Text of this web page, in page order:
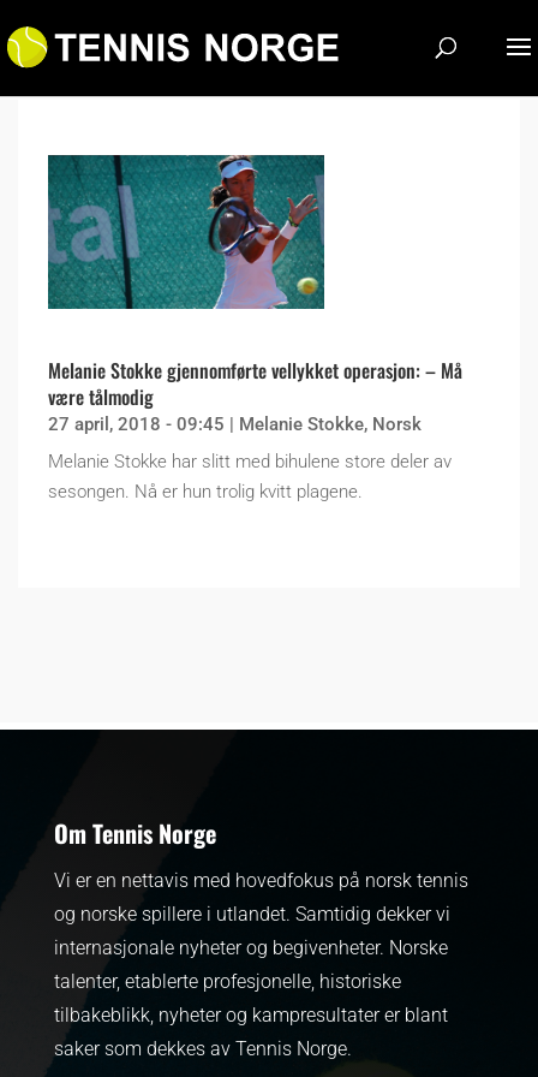
Melanie Stokke gjennomførte vellykket operasjon: – Må
være tålmodig
27 april, 2018 - 09:45 | Melanie Stokke, Norsk
Melanie Stokke har slitt med bihulene store deler av
sesongen. Nå er hun trolig kvitt plagene.
Om Tennis Norge
Vi er en nettavis med hovedfokus på norsk tennis
og norske spillere i utlandet. Samtidig dekker vi
internasjonale nyheter og begivenheter. Norske
talenter, etablerte profesjonelle, historiske
tilbakeblikk, nyheter og kampresultater er blant
saker som dekkes av Tennis Norge.